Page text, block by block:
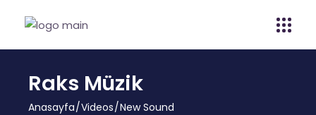
Raks Müzik
Anasayfa Videos New Sound